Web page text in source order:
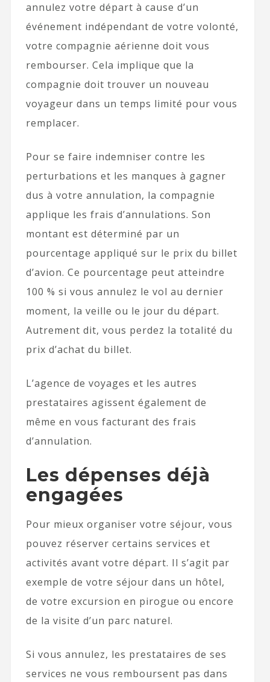
annulez votre départ à cause d’un
événement indépendant de votre volonté,
votre compagnie aérienne doit vous
rembourser. Cela implique que la
compagnie doit trouver un nouveau
voyageur dans un temps limité pour vous
remplacer.
Pour se faire indemniser contre les
perturbations et les manques à gagner
dus à votre annulation, la compagnie
applique les frais d’annulations. Son
montant est déterminé par un
pourcentage appliqué sur le prix du billet
d’avion. Ce pourcentage peut atteindre
100 % si vous annulez le vol au dernier
moment, la veille ou le jour du départ.
Autrement dit, vous perdez la totalité du
prix d’achat du billet.
L’agence de voyages et les autres
prestataires agissent également de
même en vous facturant des frais
d’annulation.
Les dépenses déjà
engagées
Pour mieux organiser votre séjour, vous
pouvez réserver certains services et
activités avant votre départ. Il s’agit par
exemple de votre séjour dans un hôtel,
de votre excursion en pirogue ou encore
de la visite d’un parc naturel.
Si vous annulez, les prestataires de ses
services ne vous remboursent pas dans